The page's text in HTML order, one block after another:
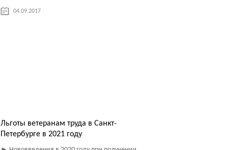
04.09.2017
Льготы ветеранам труда в Санкт-
Петербурге в 2021 году